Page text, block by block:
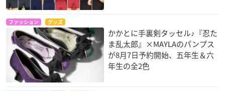
ファッション グッズ
かかとに手裏剣タッセル♪『忍た
ま乱太郎』×MAYLAのパンプス
が8月7日予約開始、五年生＆六
年生の全2色